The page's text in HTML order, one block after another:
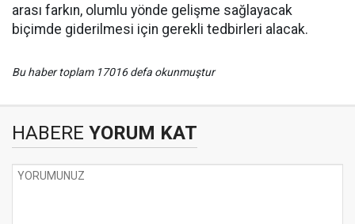
arası farkın, olumlu yönde gelişme sağlayacak
biçimde giderilmesi için gerekli tedbirleri alacak.
Bu haber toplam 17016 defa okunmuştur
HABERE YORUM KAT